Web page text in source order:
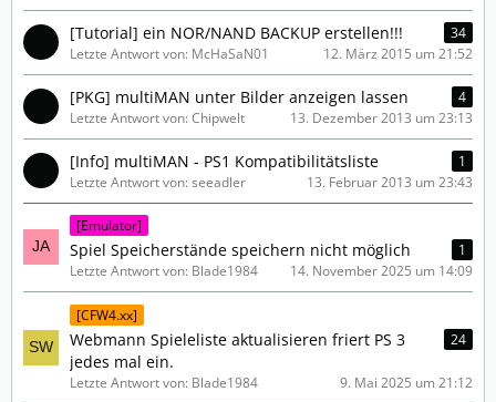
[Tutorial] ein NOR/NAND BACKUP erstellen!!!
34
Letzte Antwort von: McHaSaN01
12. März 2015 um 21:52
[PKG] multiMAN unter Bilder anzeigen lassen
4
Letzte Antwort von: Chipwelt
13. Dezember 2013 um 23:13
[Info] multiMAN - PS1 Kompatibilitätsliste
1
Letzte Antwort von: seeadler
13. Februar 2013 um 23:43
[Emulator]
Spiel Speicherstände speichern nicht möglich
1
Letzte Antwort von: Blade1984
14. November 2025 um 14:09
[CFW4.xx]
Webmann Spieleliste aktualisieren friert PS 3
jedes mal ein.
24
Letzte Antwort von: Blade1984 9. Mai 2025 um 21:12